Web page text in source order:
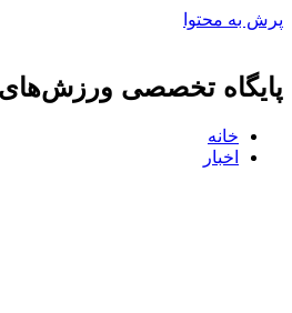
پرش به محتوا
پایگاه تخصصی
خانه
اخبار